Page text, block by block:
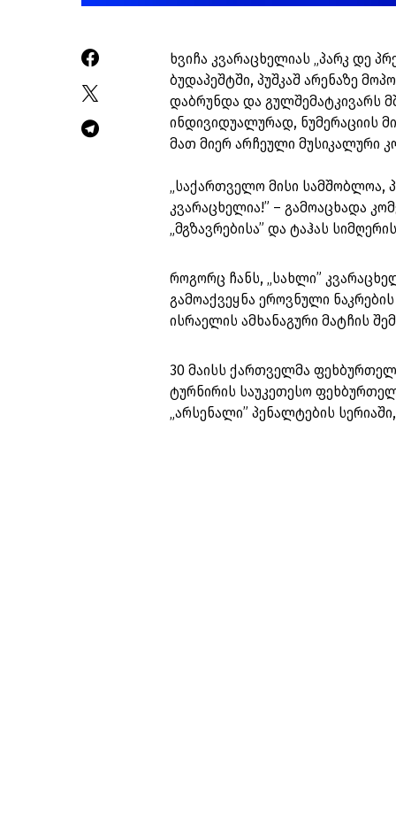
ხვიჩა კვარაცხელიას „პარკ დე
ბუდაპეშტში, პუშკაშ არენაზე
დაბრუნდა და გულშემატკივარს
ინდივიდუალურად, ნუმერაციის
მათ მიერ არჩეული მუსიკალური
„საქართველო მისი სამშობლოა,
კვარაცხელია!” – გამოაცხადა
„მგზავრებისა” და ტაჰას
როგორც ჩანს, „სახლი”
გამოაქვეყნა ეროვნული
ისრაელის ამხანაგური მატჩის
30 მაისს ქართველმა
ტურნირის საუკეთესო
„არსენალი” პენალტების